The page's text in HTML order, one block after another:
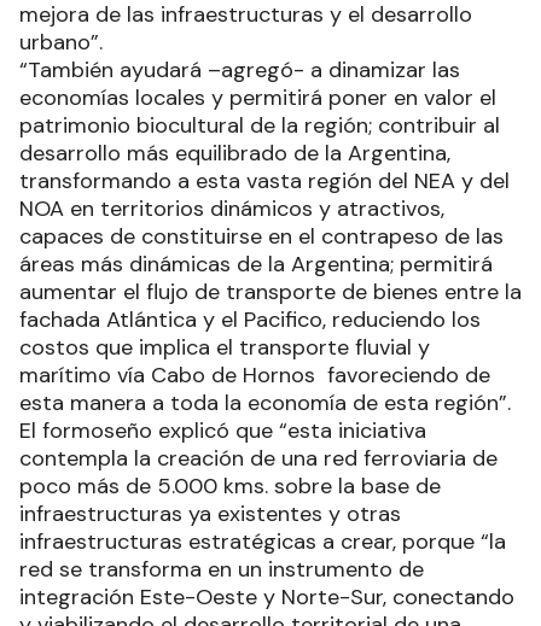
mejora de las infraestructuras y el desarrollo
urbano”.
“También ayudará –agregó- a dinamizar las
economías locales y permitirá poner en valor el
patrimonio biocultural de la región; contribuir al
desarrollo más equilibrado de la Argentina,
transformando a esta vasta región del NEA y del
NOA en territorios dinámicos y atractivos,
capaces de constituirse en el contrapeso de las
áreas más dinámicas de la Argentina; permitirá
aumentar el flujo de transporte de bienes entre la
fachada Atlántica y el Pacifico, reduciendo los
costos que implica el transporte fluvial y
marítimo vía Cabo de Hornos favoreciendo de
esta manera a toda la economía de esta región”.
El formoseño explicó que “esta iniciativa
contempla la creación de una red ferroviaria de
poco más de 5.000 kms. sobre la base de
infraestructuras ya existentes y otras
infraestructuras estratégicas a crear, porque “la
red se transforma en un instrumento de
integración Este-Oeste y Norte-Sur, conectando